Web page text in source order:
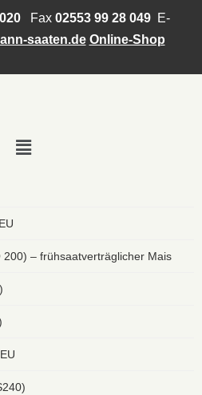
Fax 02553 99 28 049E-
saaten.de Online-Shop
200) – frühsaatverträglicher Mais